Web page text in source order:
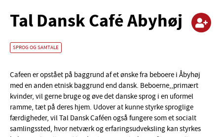
Tal Dansk Café Åbyhøj
SPROG OG SAMTALE
Cafeen er opstået på baggrund af et ønske fra beboere i Åbyhøj
med en anden etnisk baggrund end dansk. Beboerne,,primært
kvinder, vil gerne bruge og øve det danske sprog i en uformel
ramme, tæt på deres hjem. Udover at kunne styrke sproglige
færdigheder, vil Tal Dansk Caféen også fungere som et socialt
samlingssted, hvor netværk og erfaringsudveksling kan styrkes